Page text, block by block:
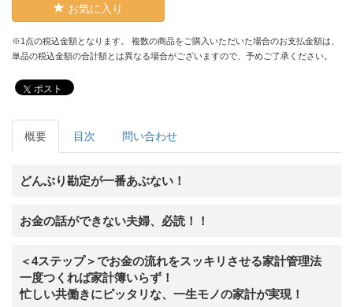
お気に入り
※1点の税込金額となります。 複数の商品をご購入いただいた場合のお支払金額は、
単品の税込金額の合計額とは異なる場合がございますので、予めご了承ください。
ポスト
概要 目次 問い合わせ
どんぶり勘定が一番あぶない！
お金の話ができない夫婦、必読！！
＜4ステップ＞でお金の流れをスッキリさせる家計管理法
一度つくれば家計簿いらず！
忙しい共働きにピッタリな、一生モノの家計が実現！